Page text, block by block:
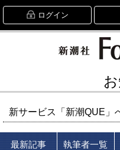
ログイン
新サービス「新潮QUE」
最新記事 執筆者一覧